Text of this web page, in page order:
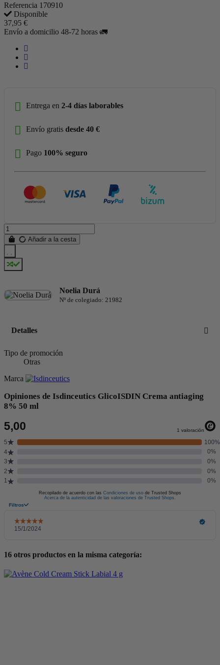
Referencia 170910
Disponible
37,95 €
Envío a domicilio 48-72 horas 🚛
Entrega en 2-4 días laborables
Envío gratis desde 40 €
Pago 100% seguro
Añadir a la cesta
Noelia Durá
Nº de colegiado: 21982
Detalles
Tipo de promoción
Otras
Marca
Opiniones de Isdinceutics GlicoISDIN Crema antiaging
8% 50 ml
16 otros productos en la misma categoría: